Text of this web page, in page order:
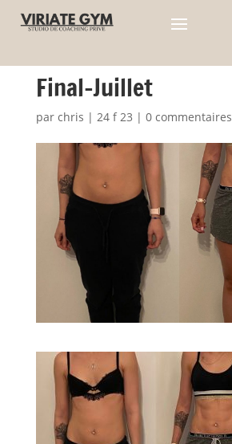
Final-Juillet
par chris | 24 f 23 | 0 commentaires